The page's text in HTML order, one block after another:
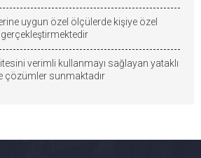
uygun özel ölçülerde kişiye özel
verimli kullanmayı sağlayan yataklı
çözümler sunmaktadır